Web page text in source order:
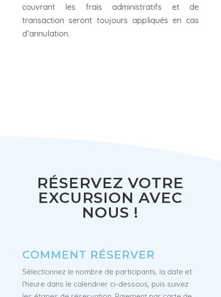
couvrant les frais administratifs et de
transaction seront toujours appliqués en cas
d’annulation.
RÉSERVEZ VOTRE
EXCURSION AVEC
NOUS !
COMMENT RÉSERVER
Sélectionnez le nombre de participants, la date et
l’heure dans le calendrier ci-dessous, puis suivez